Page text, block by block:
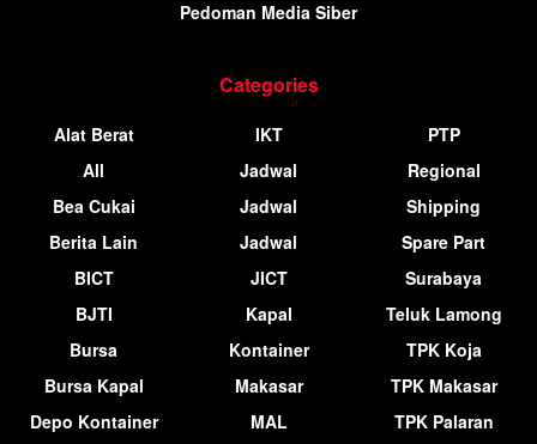
Pedoman Media Siber
Categories
Alat Berat
All
Bea Cukai
Berita Lain
BICT
BJTI
Bursa
Bursa Kapal
Depo Kontainer
IKT
Jadwal
Jadwal
Jadwal
JICT
Kapal
Kontainer
Makasar
MAL
PTP
Regional
Shipping
Spare Part
Surabaya
Teluk Lamong
TPK Koja
TPK Makasar
TPK Palaran